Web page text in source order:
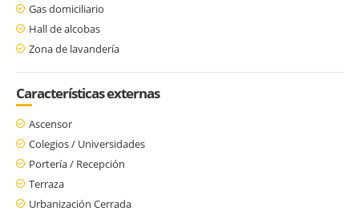
Gas domiciliario
Hall de alcobas
Zona de lavandería
Características externas
Ascensor
Colegios / Universidades
Portería / Recepción
Terraza
Urbanización Cerrada